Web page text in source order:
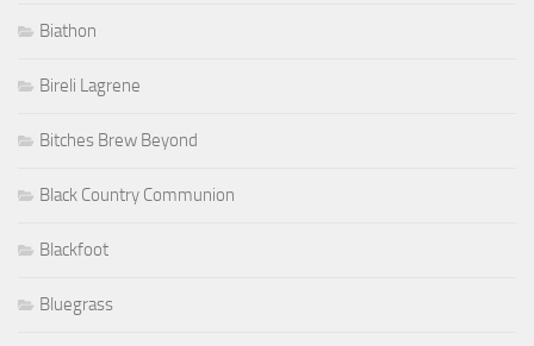
Biathon
Bireli Lagrene
Bitches Brew Beyond
Black Country Communion
Blackfoot
Bluegrass